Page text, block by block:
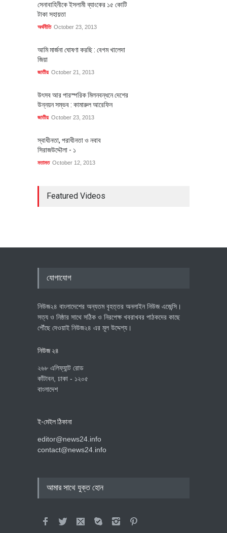
সেনাবাহিনীকে ইসলামী ব্যাংকের ১৫ কোটি
টাকা সহায়তা
অর্থনীতি October 23, 2013
আমি মার্জনা ঘোষণা করছি : বেগম খালেদা
জিয়া
জাতীয় October 21, 2013
উৎসব আর পারস্পরিক মিলনবন্ধনে দেশের
উন্নয়ন সম্ভব : কামারুল আরেফিন
জাতীয় October 23, 2013
স্বাধীনতা, পরাধীনতা ও নবাব
সিরাজউদ্দৌলা - ১
মতামত October 12, 2013
Featured Videos
যোগাযোগ
নিউজ২৪ বাংলাদেশের অন্যতম বৃহত্তর অনলাইন নিউজ এজেন্সি।
সত্য ও নিষ্ঠার সাথে সঠিক ও নিরপেক্ষ খবরাখবর পাঠকদের কাছে
পৌঁছে দেওয়াই নিউজ২৪ এর মূল উদ্দেশ্য।
নিউজ ২৪
২৬৮ এলিফ্যান্ট রোড
কাঁটাবন, ঢাকা - ১২০৫
বাংলাদেশ
ই-মেইল ঠিকানা
editor@news24.info
contact@news24.info
আমার সাথে যুক্ত হোন